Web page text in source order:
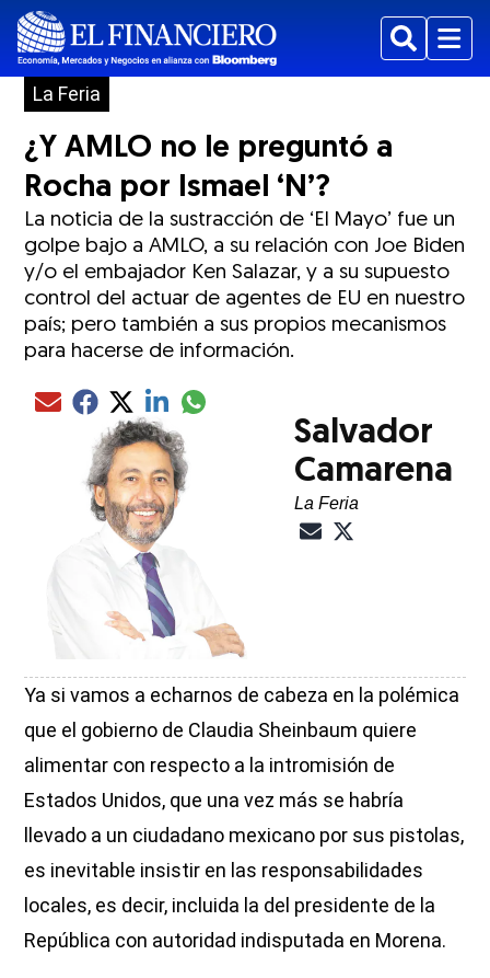
BuscarMenu
La Feria
¿Y AMLO no le preguntó a
Rocha por Ismael ‘N’?
La noticia de la sustracción de ‘El Mayo’ fue un
golpe bajo a AMLO, a su relación con Joe Biden
y/o el embajador Ken Salazar, y a su supuesto
control del actuar de agentes de EU en nuestro
país; pero también a sus propios mecanismos
para hacerse de información.
Compartir el artículo actual mediante Email
Compartir el artículo actual mediante Facebook
Compartir el artículo actual mediante Twitter
Compartir el artículo actual mediante LinkedIn
Compartir el artículo actual mediante
Salvador
Camarena
La Feria
Ya si vamos a echarnos de cabeza en la polémica
que el gobierno de Claudia Sheinbaum quiere
alimentar con respecto a la intromisión de
Estados Unidos, que una vez más se habría
llevado a un ciudadano mexicano por sus pistolas,
es inevitable insistir en las responsabilidades
locales, es decir, incluida la del presidente de la
República con autoridad indisputada en Morena.